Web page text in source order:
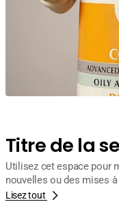
Titre de la
Utilisez cet espace pour
nouvelles ou des mises
Lisez tout